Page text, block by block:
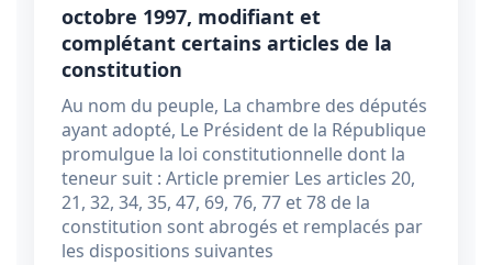
octobre 1997, modifiant et
complétant certains articles de la
constitution
Au nom du peuple, La chambre des députés
ayant adopté, Le Président de la République
promulgue la loi constitutionnelle dont la
teneur suit : Article premier Les articles 20,
21, 32, 34, 35, 47, 69, 76, 77 et 78 de la
constitution sont abrogés et remplacés par
les dispositions suivantes